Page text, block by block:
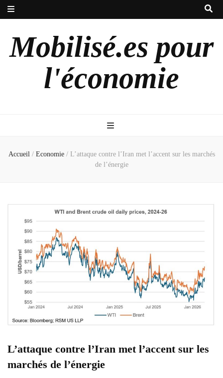
Mobilisé.es pour
l'économie
Accueil / Economie / L’attaque contre l’Iran met l’accent sur les marchés
de l’énergie
L’attaque contre l’Iran met l’accent sur les
marchés de l’énergie